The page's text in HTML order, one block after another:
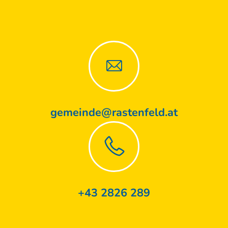
gemeinde@rastenfeld.at
+43 2826 289